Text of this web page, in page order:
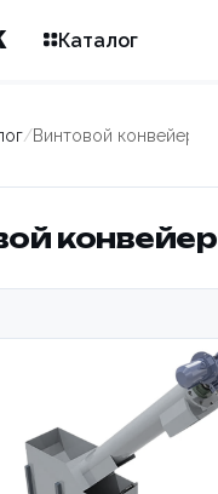
Каталог
/Винтовой конвейер
конвейер